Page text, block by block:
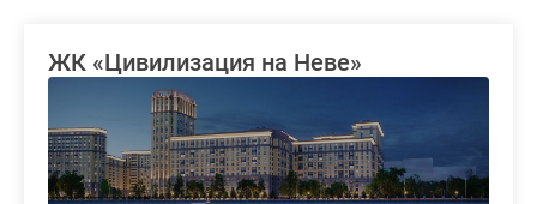
ЖК «Цивилизация на Неве»